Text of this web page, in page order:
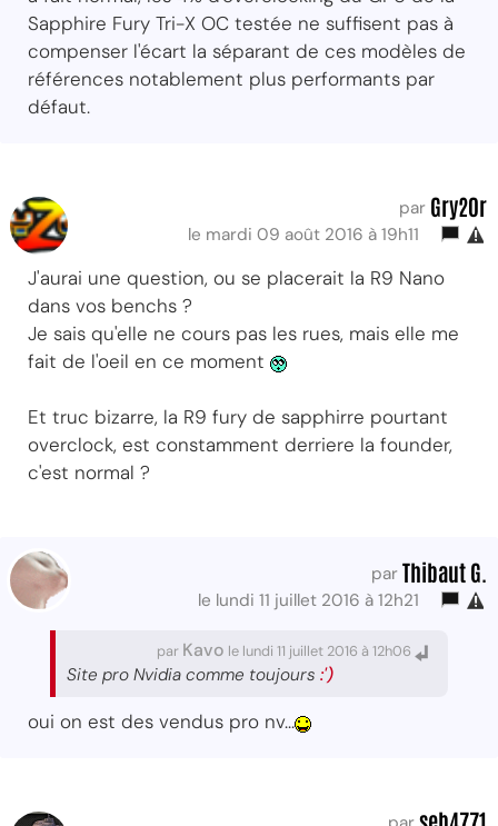
Sapphire Fury Tri-X OC testée ne suffisent pas à
compenser l'écart la séparant de ces modèles de
références notablement plus performants par
défaut.
par Gry20r
le mardi 09 août 2016 à 19h11
J'aurai une question, ou se placerait la R9 Nano
dans vos benchs ?
Je sais qu'elle ne cours pas les rues, mais elle me
fait de l'oeil en ce moment
Et truc bizarre, la R9 fury de sapphirre pourtant
overclock, est constamment derriere la founder,
c'est normal ?
par Thibaut G.
le lundi 11 juillet 2016 à 12h21
par Kavo le lundi 11 juillet 2016 à 12h06
Site pro Nvidia comme toujours :')
oui on est des vendus pro nv...